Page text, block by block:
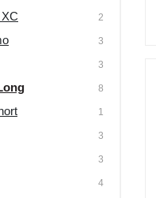
2
3
3
8
1
3
3
4